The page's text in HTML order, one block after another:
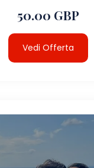
50.00 GBP
Vedi Offerta